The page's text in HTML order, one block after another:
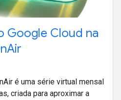
Google Cloud na
é uma série virtual mensal
criada para aproximar a